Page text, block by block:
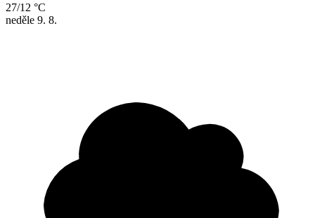
27/12 °C
neděle 9. 8.